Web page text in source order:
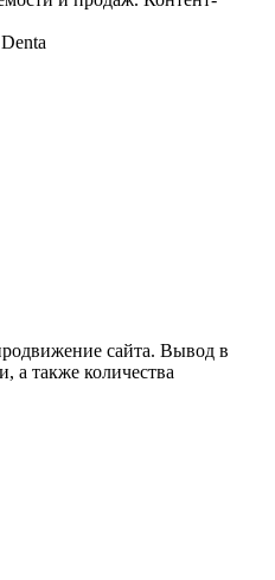
сайта. Вывод в
а также количества